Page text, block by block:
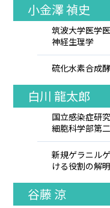
小金澤 禎史
筑波大学医学
神経生理学
硫化水素合成
白川 龍太郎
国立感染症研
細胞科学部第
新規ゲラニル
ける役割の解明
谷藤 涼